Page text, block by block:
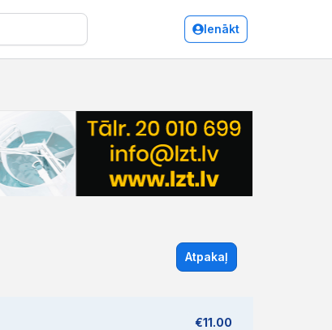
Ienākt
Atpakaļ
€11.00